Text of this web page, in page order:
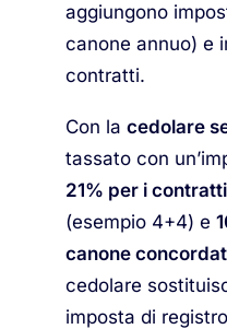
aggiungono
canone annuo) e
contratti.
Con la cedolare
tassato con
21% per i
(esempio 4+4) e
canone
cedolare
imposta di